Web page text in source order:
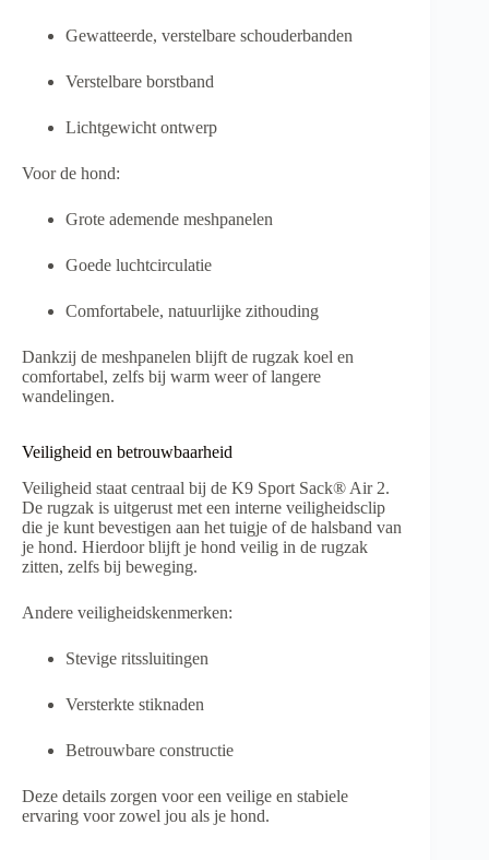
Gewatteerde, verstelbare schouderbanden
Verstelbare borstband
Lichtgewicht ontwerp
Voor de hond:
Grote ademende meshpanelen
Goede luchtcirculatie
Comfortabele, natuurlijke zithouding
Dankzij de meshpanelen blijft de rugzak koel en
comfortabel, zelfs bij warm weer of langere
wandelingen.
Veiligheid en betrouwbaarheid
Veiligheid staat centraal bij de K9 Sport Sack® Air 2.
De rugzak is uitgerust met een interne veiligheidsclip
die je kunt bevestigen aan het tuigje of de halsband van
je hond. Hierdoor blijft je hond veilig in de rugzak
zitten, zelfs bij beweging.
Andere veiligheidskenmerken:
Stevige ritssluitingen
Versterkte stiknaden
Betrouwbare constructie
Deze details zorgen voor een veilige en stabiele
ervaring voor zowel jou als je hond.